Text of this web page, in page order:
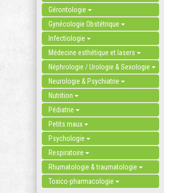
Gérontologie
Gynécologie Obstétrique
Infectiologie
Médecine esthétique et lasers
Néphrologie / Urologie & Sexologie
Neurologie & Psychiatrie
Nutrition
Pédiatrie
Petits maux
Psychologie
Respiratoire
Rhumatologie & traumatologie
Toxico-pharmacologie